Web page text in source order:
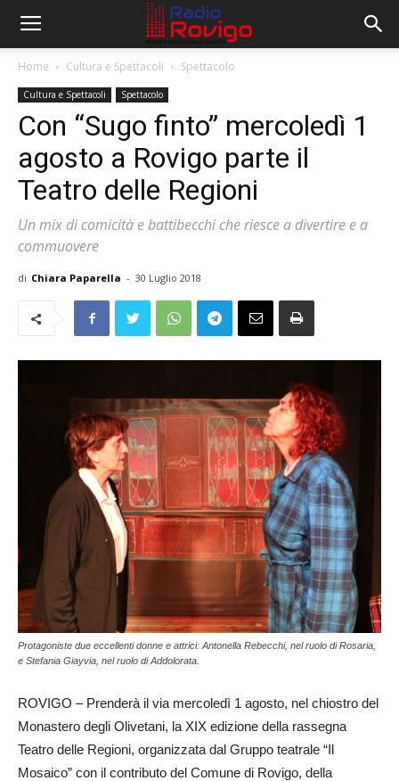
Home Cultura e Spettacoli Spettacolo
Cultura e Spettacoli Spettacolo
Con “Sugo finto” mercoledì 1
agosto a Rovigo parte il
Teatro delle Regioni
Un mix di comicità e battibecchi che riesce a divertire e a
commuovere
di Chiara Paparella - 30 Luglio 2018
Protagoniste due eccellenti donne e attrici: Antonella Rebecchi, nel ruolo di Rosaria,
e Stefania Giayvia, nel ruolo di Addolorata.
ROVIGO – Prenderà il via mercoledì 1 agosto, nel chiostro del
Monastero degli Olivetani, la XIX edizione della rassegna
Teatro delle Regioni, organizzata dal Gruppo teatrale “Il
Mosaico” con il contributo del Comune di Rovigo, della